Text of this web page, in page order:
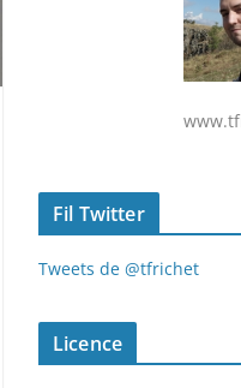
Fil Twitter
Tweets de @tfrichet
Licence